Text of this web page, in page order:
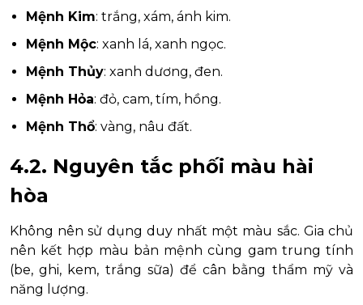
Mệnh Kim: trắng, xám, ánh kim.
Mệnh Mộc: xanh lá, xanh ngọc.
Mệnh Thủy: xanh dương, đen.
Mệnh Hỏa: đỏ, cam, tím, hồng.
Mệnh Thổ: vàng, nâu đất.
4.2. Nguyên tắc phối màu hài
hòa
Không nên sử dụng duy nhất một màu sắc. Gia chủ
nên kết hợp màu bản mệnh cùng gam trung tính
(be, ghi, kem, trắng sữa) để cân bằng thẩm mỹ và
năng lượng.